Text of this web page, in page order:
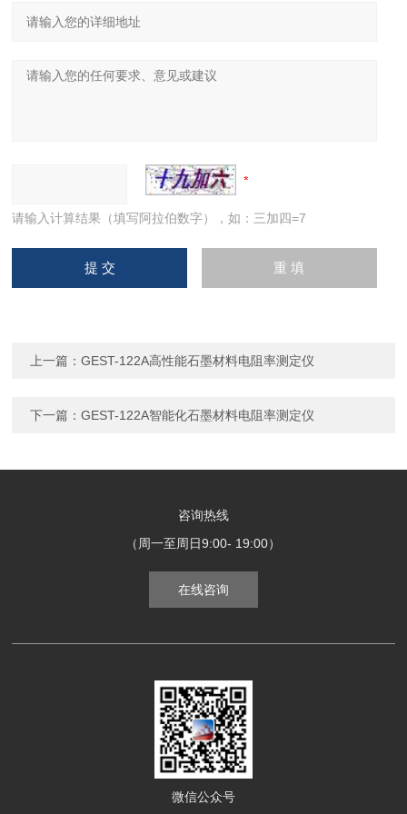
请输入计算结果（填写阿拉伯数字），如：三加四=7
上一篇：GEST-122A高性能石墨材料电阻率测定仪
下一篇：GEST-122A智能化石墨材料电阻率测定仪
咨询热线
（周一至周日9:00- 19:00）
在线咨询
微信公众号